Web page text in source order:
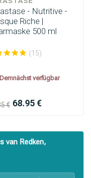
- Nutritive -
Riche |
500 ml
(15)
Demnächst verfügbar
€ 68.95 €
van Redken,